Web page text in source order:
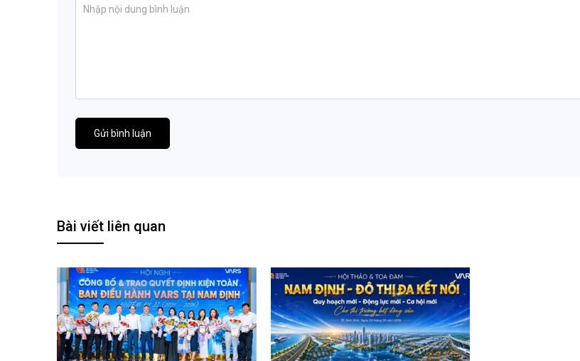
Gửi bình luận
Bài viết liên quan